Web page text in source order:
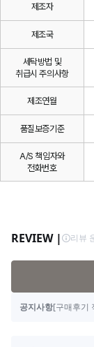
제조자
제조국
세탁방법 및
취급시 주의사항
제조연월
품질보증기준
A/S 책임자와
전화번호